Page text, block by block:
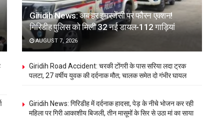
Giridih News: अब हर इमरजेंसी पर फौरन एक्शन!
गिरिडीह पुलिस को मिली 32 नई डायल-112 गाड़ियां
AUGUST 7, 2026
Giridih Road Accident: चरकी टोंगरी के पास सरिया लदा ट्रक
पलटा, 27 वर्षीय युवक की दर्दनाक मौत; चालक समेत दो गंभीर घायल
Giridih News: गिरिडीह में दर्दनाक हादसा, पेड़ के नीचे भोजन कर रही
महिला पर गिरी आकाशीय बिजली, तीन मासूमों के सिर से उठा मां का साया